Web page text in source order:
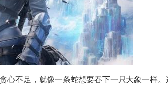
心不足，就像一条蛇想要吞下一只大象一样